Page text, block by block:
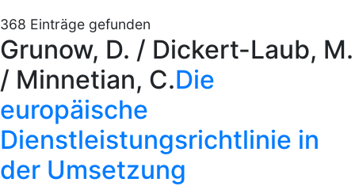
368 Einträge gefunden
Grunow, D. / Dickert-Laub, M.
/ Minnetian, C.Die
europäische
Dienstleistungsrichtlinie in
der Umsetzung